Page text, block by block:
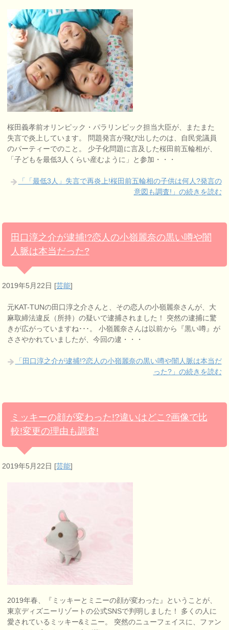
桜田義孝前オリンピック・パラリンピック担当大臣が、またまた
失言で炎上しています。 問題発言が飛び出したのは、自民党議員
のパーティーでのこと。 少子化問題に言及した桜田前五輪相が、
「子どもを最低3人くらい産むように」と参加・・・
「「最低3人」失言で再炎上!桜田前五輪相の子供は何人?発言の
意図も調査!」の続きを読む
田口淳之介が逮捕!?恋人の小嶺麗奈の黒い噂や闇
人脈は本当だった?
2019年5月22日 [芸能]
元KAT-TUNの田口淳之介さんと、その恋人の小嶺麗奈さんが、大
麻取締法違反（所持）の疑いで逮捕されました！ 突然の逮捕に驚
きが広がっていますね･･･。 小嶺麗奈さんは以前から『黒い噂』が
ささやかれていましたが、今回の逮・・・
「田口淳之介が逮捕!?恋人の小嶺麗奈の黒い噂や闇人脈は本当だ
った?」の続きを読む
ミッキーの顔が変わった!?違いはどこ?画像で比
較!変更の理由も調査!
2019年5月22日 [芸能]
2019年春、『ミッキーとミニーの顔が変わった』ということが、
東京ディズニーリゾートの公式SNSで判明しました！ 多くの人に
愛されているミッキー&ミニー。 突然のニューフェイスに、ファン